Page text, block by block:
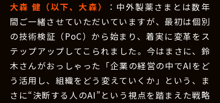
大森 健（以下、大森）
：中外製薬さまとは数年
間ご一緒させていただいていますが、最初は個別
の技術検証（PoC）から始まり、着実に変革をス
テップアップしてこられました。今はまさに、鈴
木さんがおっしゃった「企業の経営の中でAIをど
う活用し、組織をどう変えていくか」という、ま
さに“決断する人のAI”という視点を踏まえた戦略